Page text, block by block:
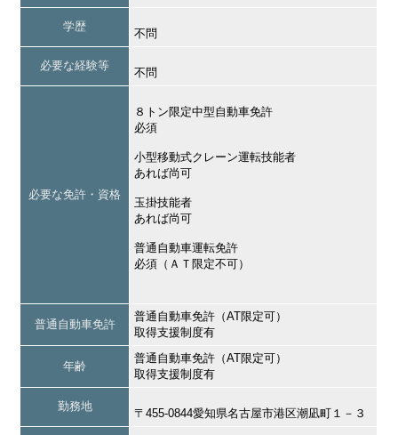
学歴
不問
必要な経験等
不問
必要な免許・資格
８トン限定中型自動車免許
必須
小型移動式クレーン運転技能者
あれば尚可
玉掛技能者
あれば尚可
普通自動車運転免許
必須（ＡＴ限定不可）
普通自動車免許
普通自動車免許（AT限定可）
取得支援制度有
年齢
普通自動車免許（AT限定可）
取得支援制度有
勤務地
〒455-0844愛知県名古屋市港区潮凪町１－３